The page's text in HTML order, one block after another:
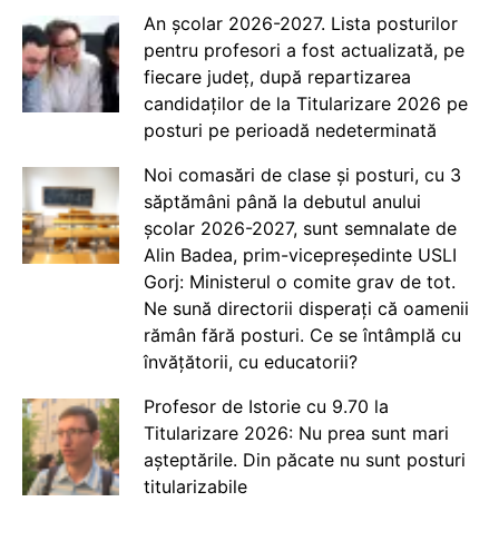
An școlar 2026-2027. Lista posturilor
pentru profesori a fost actualizată, pe
fiecare județ, după repartizarea
candidaților de la Titularizare 2026 pe
posturi pe perioadă nedeterminată
Noi comasări de clase și posturi, cu 3
săptămâni până la debutul anului
școlar 2026-2027, sunt semnalate de
Alin Badea, prim-vicepreședinte USLI
Gorj: Ministerul o comite grav de tot.
Ne sună directorii disperați că oamenii
rămân fără posturi. Ce se întâmplă cu
învățătorii, cu educatorii?
Profesor de Istorie cu 9.70 la
Titularizare 2026: Nu prea sunt mari
așteptările. Din păcate nu sunt posturi
titularizabile